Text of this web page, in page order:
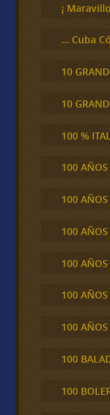
¡
… Cuba
10
10
100 %
100 AÑOS
100 AÑOS
100
100
100 AÑOS
100 AÑOS
100
100